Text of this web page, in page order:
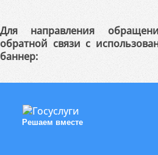
Для направления
обратной связи с
баннер:
Решаем вместе